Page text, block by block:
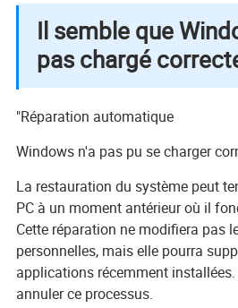
Il semble que
pas chargé
"Réparation automatique
Windows n'a pas pu se charger
La restauration du système peut
PC à un moment antérieur où il
Cette réparation ne modifiera pas
personnelles, mais elle pourra
applications récemment
annuler ce processus.